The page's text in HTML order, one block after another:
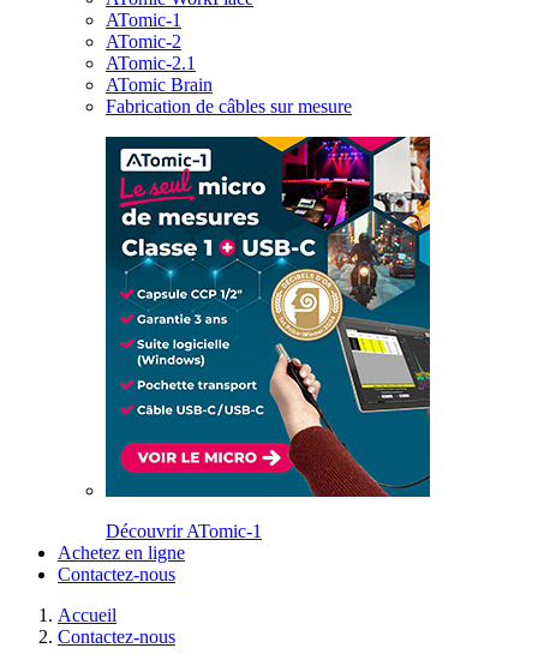
ATomic-1
ATomic-2
ATomic-2.1
ATomic Brain
Fabrication de câbles sur mesure
Découvrir ATomic-1
Achetez en ligne
Contactez-nous
Accueil
Contactez-nous